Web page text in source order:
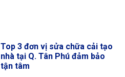
Top 3 đơn vị sửa chữa cải tạo
nhà tại Q. Tân Phú đảm bảo
tận tâm